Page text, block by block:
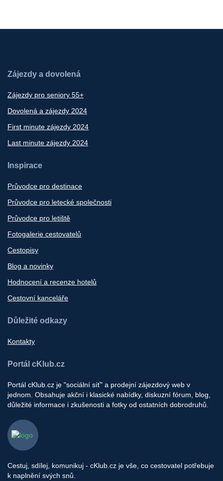
Zájezdy a dovolená
Zájezdy pro seniory 55+
Dovolená a zájezdy 2024
First minute zájezdy 2024
Last minute zájezdy 2024
Inspirace
Průvodce pro destinace
Průvodce pro letecké společnosti
Průvodce pro letiště
Fotogalerie cestovatelů
Cestopisy
Blog a novinky
Hodnocení a recenze hotelů
Cestovní kanceláře
Důležité odkazy
Kontakty
Portál cKlub.cz
Portál cKlub.cz je "sociální síť" a prodejní zájezdový web v
jednom. Obsahuje akční i klasické nabídky, diskuzní fórum, blog,
důležité informace i zkušenosti a fotky od ostatních dobrodruhů.
Cestuj, sdílej, komunikuj - cKlub.cz je vše, co cestovatel potřebuje
k naplnění svých snů.